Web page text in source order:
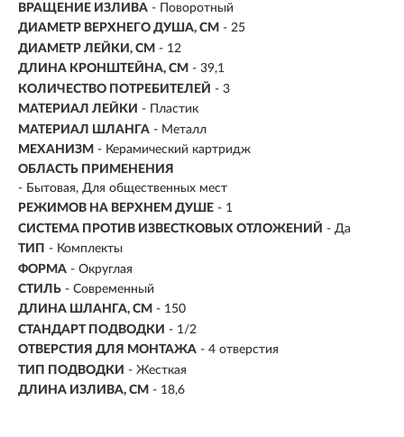
ВРАЩЕНИЕ ИЗЛИВА - Поворотный
ДИАМЕТР ВЕРХНЕГО ДУША, СМ - 25
ДИАМЕТР ЛЕЙКИ, СМ - 12
ДЛИНА КРОНШТЕЙНА, СМ - 39,1
КОЛИЧЕСТВО ПОТРЕБИТЕЛЕЙ - 3
МАТЕРИАЛ ЛЕЙКИ - Пластик
МАТЕРИАЛ ШЛАНГА - Металл
МЕХАНИЗМ - Керамический картридж
ОБЛАСТЬ ПРИМЕНЕНИЯ
- Бытовая, Для общественных мест
РЕЖИМОВ НА ВЕРХНЕМ ДУШЕ - 1
СИСТЕМА ПРОТИВ ИЗВЕСТКОВЫХ ОТЛОЖЕНИЙ - Да
ТИП - Комплекты
ФОРМА - Округлая
СТИЛЬ - Современный
ДЛИНА ШЛАНГА, СМ - 150
СТАНДАРТ ПОДВОДКИ - 1/2
ОТВЕРСТИЯ ДЛЯ МОНТАЖА - 4 отверстия
ТИП ПОДВОДКИ - Жесткая
ДЛИНА ИЗЛИВА, СМ - 18,6